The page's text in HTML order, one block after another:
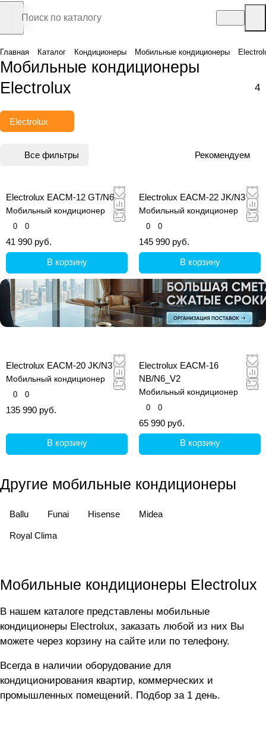
Главная Каталог Кондиционеры Мобильные кондиционеры
Мобильные кондиционеры
Electrolux
4
Electrolux
Все фильтры Рекомендуем
Electrolux EACM-12 GT/N6
Мобильный кондиционер
0 0
41 990 руб.
В корзину
Electrolux EACM-22 JK/N3
Мобильный кондиционер
0 0
145 990 руб.
В корзину
Electrolux EACM-20 JK/N3
Мобильный кондиционер
0 0
135 990 руб.
В корзину
Electrolux EACM-16
NB/N6_V2
Мобильный кондиционер
0 0
65 990 руб.
В корзину
Другие мобильные кондиционеры
Ballu Funai Hisense Midea
Royal Clima
Мобильные кондиционеры Electrolux
В нашем каталоге представлены мобильные
кондиционеры Electrolux, заказать любой из них Вы
можете через корзину на сайте или по телефону.
Всегда в наличии оборудование для
кондиционирования квартир, коммерческих и
промышленных помещений. Подбор за 1 день.